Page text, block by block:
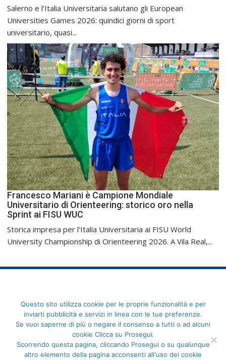
Salerno e l’Italia Universitaria salutano gli European
Universities Games 2026: quindici giorni di sport
universitario, quasi...
Francesco Mariani è Campione Mondiale
Universitario di Orienteering: storico oro nella
Sprint ai FISU WUC
Storica impresa per l’Italia Universitaria ai FISU World
University Championship di Orienteering 2026. A Vila Real,...
FederCUSI: Federazione Italiana dello Sport Universitario - Via
Angelo Brofferio, 7 - 00195 Roma - C.F. 80109270589
Questo sito utilizza cookie per le proprie funzionalità e per
inviarti pubblicità e servizi in linea con le tue preferenze.
Se vuoi saperne di più o negare il consenso a tutti o ad alcuni
cookie Clicca su Prosegui.
Scorrendo questa pagina, cliccando Prosegui o su qualunque
altro elemento della pagina acconsenti all'uso dei cookie